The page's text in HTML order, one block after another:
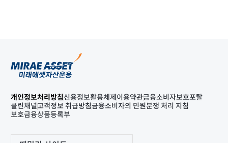
개인정보처리방침신용정보활용체제 이용약관금융소비자보호포탈
클린채널고객정보 취급방침금융소비자의 민원분쟁 처리 지침
보호금융상품등록부